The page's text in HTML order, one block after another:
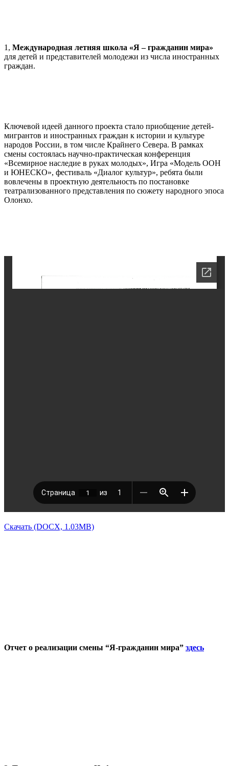
1, Международная летняя школа «Я – гражданин мира»
для детей и представителей молодежи из числа иностранных
граждан.
Ключевой идеей данного проекта стало приобщение детей-
мигрантов и иностранных граждан к истории и культуре
народов России, в том числе Крайнего Севера. В рамках
смены состоялась научно-практическая конференция
«Всемирное наследие в руках молодых», Игра «Модель ООН
и ЮНЕСКО», фестиваль «Диалог культур», ребята были
вовлечены в проектную деятельность по постановке
театрализованного представления по сюжету народного эпоса
Олонхо.
Скачать (DOCX, 1.03MB)
Отчет о реализации смены “Я-гражданин мира” здесь